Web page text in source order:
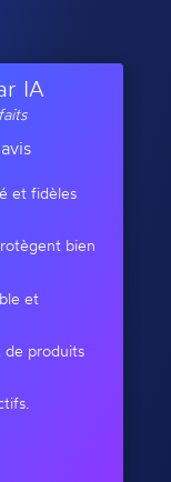
IA
et fidèles
bien
et
de produits